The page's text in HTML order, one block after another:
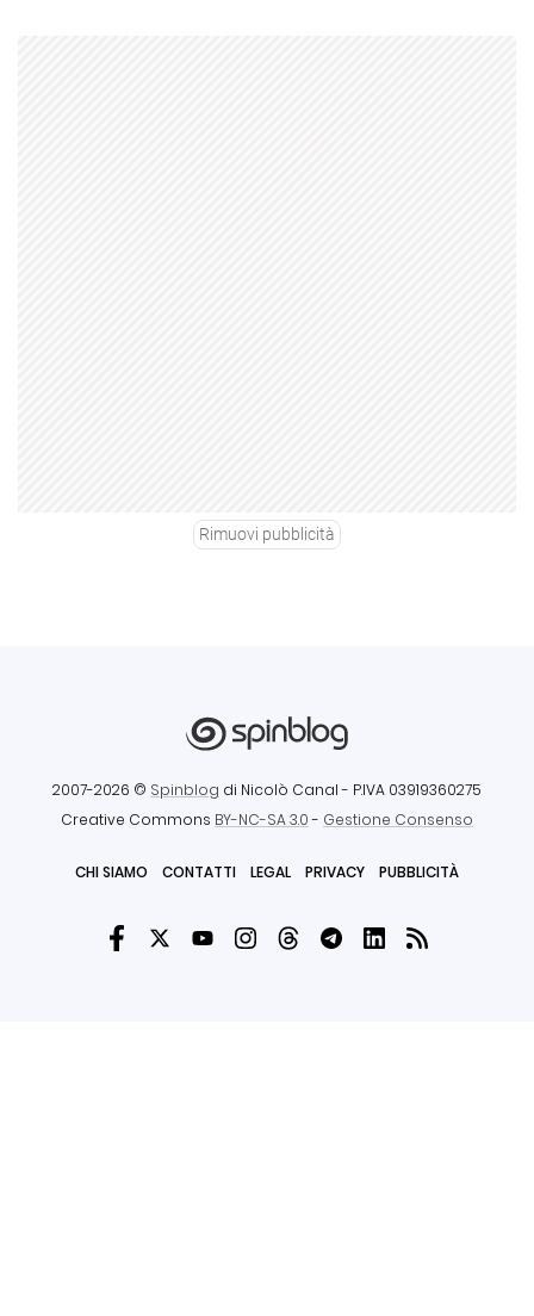
Rimuovi pubblicità
2007-2026 © Spinblog di Nicolò Canal - P.IVA 03919360275
Creative Commons BY-NC-SA 3.0- Gestione Consenso
CHI SIAMO CONTATTI LEGAL PRIVACY PUBBLICITÀ